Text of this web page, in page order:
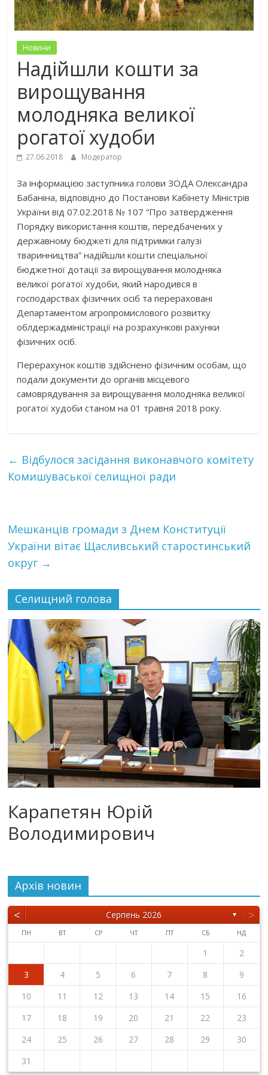
Новини
Надійшли кошти за
вирощування
молодняка великої
рогатої худоби
27.06.2018 Модератор
За інформацією заступника голови ЗОДА Олександра
Бабаніна, відповідно до Постанови Кабінету Міністрів
України від 07.02.2018 № 107 “Про затвердження
Порядку використання коштів, передбачених у
державному бюджеті для підтримки галузі
тваринництва” надійшли кошти спеціальної
бюджетної дотації за вирощування молодняка
великої рогатої худоби, який народився в
господарствах фізичних осіб та перераховані
Департаментом агропромислового розвитку
облдержадміністрації на розрахункові рахунки
фізичних осіб.
Перерахунок коштів здійснено фізичним особам, що
подали документи до органів місцевого
самоврядування за вирощування молодняка великої
рогатої худоби станом на 01 травня 2018 року.
← Відбулося засідання виконавчого комітету
Комишуваської селищної ради
Мешканців громади з Днем Конституції
України вітає Щасливський старостинський
округ →
Селищний голова
Карапетян Юрій
Володимирович
Архiв новин
< Серпень 2026 ▼ >
ПН ВТ СР ЧТ ПТ СБ НД
1
2
3
4 5 6 7 8
9
10
11 12 13 14 15
16
17
18 19 20 21 22
23
24
25 26 27 28 29
30
31